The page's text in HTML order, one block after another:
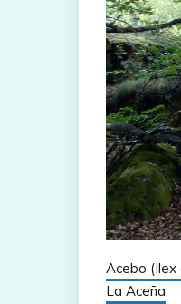
Acebo (Ilex
La Aceña